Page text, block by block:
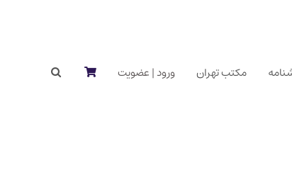
مکتب تهران ورود | عضویت